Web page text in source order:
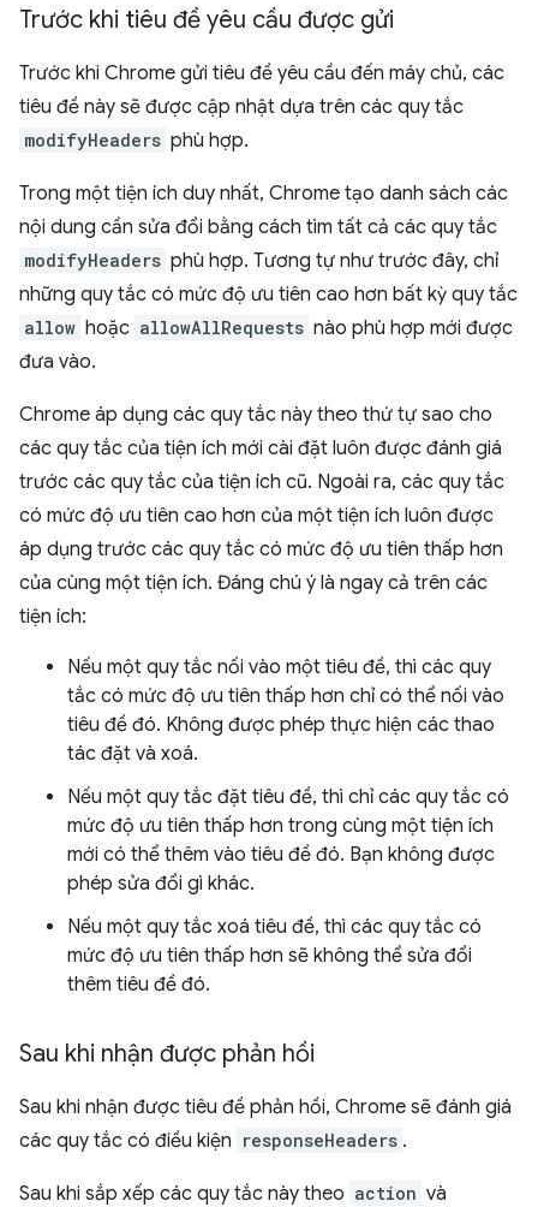
Trước khi tiêu đề yêu cầu được gửi
Trước khi Chrome gửi tiêu đề yêu cầu đến máy chủ, các
tiêu đề này sẽ được cập nhật dựa trên các quy tắc
modifyHeaders phù hợp.
Trong một tiện ích duy nhất, Chrome tạo danh sách các
nội dung cần sửa đổi bằng cách tìm tất cả các quy tắc
modifyHeaders phù hợp. Tương tự như trước đây, chỉ
những quy tắc có mức độ ưu tiên cao hơn bất kỳ quy tắc
allow hoặc allowAllRequests nào phù hợp mới được
đưa vào.
Chrome áp dụng các quy tắc này theo thứ tự sao cho
các quy tắc của tiện ích mới cài đặt luôn được đánh giá
trước các quy tắc của tiện ích cũ. Ngoài ra, các quy tắc
có mức độ ưu tiên cao hơn của một tiện ích luôn được
áp dụng trước các quy tắc có mức độ ưu tiên thấp hơn
của cùng một tiện ích. Đáng chú ý là ngay cả trên các
tiện ích:
Nếu một quy tắc nối vào một tiêu đề, thì các quy
tắc có mức độ ưu tiên thấp hơn chỉ có thể nối vào
tiêu đề đó. Không được phép thực hiện các thao
tác đặt và xoá.
Nếu một quy tắc đặt tiêu đề, thì chỉ các quy tắc có
mức độ ưu tiên thấp hơn trong cùng một tiện ích
mới có thể thêm vào tiêu đề đó. Bạn không được
phép sửa đổi gì khác.
Nếu một quy tắc xoá tiêu đề, thì các quy tắc có
mức độ ưu tiên thấp hơn sẽ không thể sửa đổi
thêm tiêu đề đó.
Sau khi nhận được phản hồi
Sau khi nhận được tiêu đề phản hồi, Chrome sẽ đánh giá
các quy tắc có điều kiện responseHeaders .
Sau khi sắp xếp các quy tắc này theo action và